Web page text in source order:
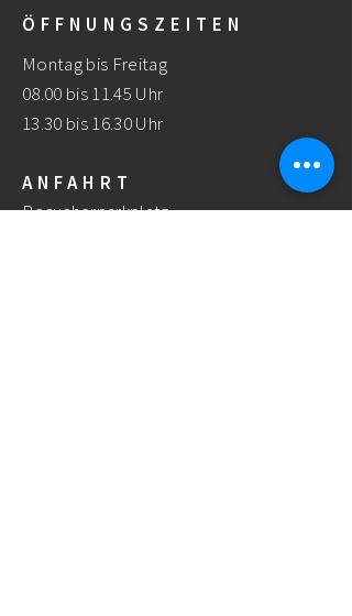
ÖFFNUNGSZEITEN
Montag bis Freitag
08.00 bis 11.45 Uhr
13.30 bis 16.30 Uhr
ANFAHRT
Besucherparkplatz